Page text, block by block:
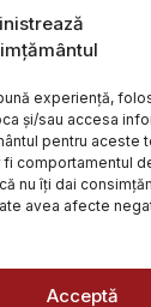
experiență,
și/sau accesa
pentru aceste
comportamentul
nu îți dai
avea afecte
Acceptă
drepturile